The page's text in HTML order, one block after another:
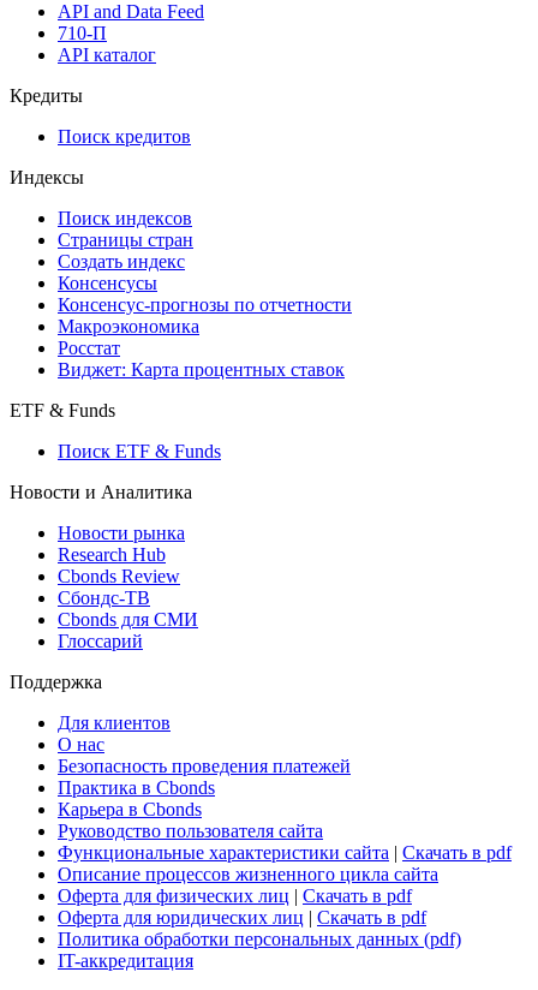
API and Data Feed
710-П
API каталог
Кредиты
Поиск кредитов
Индексы
Поиск индексов
Страницы стран
Создать индекс
Консенсусы
Консенсус-прогнозы по отчетности
Макроэкономика
Росстат
Виджет: Карта процентных ставок
ETF & Funds
Поиск ETF & Funds
Новости и Аналитика
Новости рынка
Research Hub
Cbonds Review
Сбондс-ТВ
Cbonds для СМИ
Глоссарий
Поддержка
Для клиентов
О нас
Безопасность проведения платежей
Практика в Cbonds
Карьера в Cbonds
Руководство пользователя сайта
Функциональные характеристики сайта | Скачать в pdf
Описание процессов жизненного цикла сайта
Оферта для физических лиц | Скачать в pdf
Оферта для юридических лиц | Скачать в pdf
Политика обработки персональных данных (pdf)
IT-аккредитация